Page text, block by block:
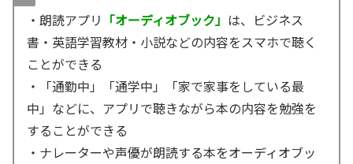
・朗読アプリ 「オーディオブック」 は、ビジネス
書・英語学習教材・小説などの内容をスマホで聴く
ことができる
・「通勤中」「通学中」「家で家事をしている最
中」などに、アプリで聴きながら本の内容を勉強を
することができる
・ナレーターや声優が朗読する本をオーディオブッ